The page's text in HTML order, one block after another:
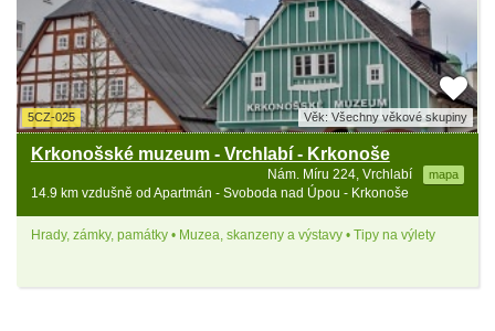
5CZ-025 Věk: Všechny věkové skupiny
Krkonošské muzeum - Vrchlabí - Krkonoše
Nám. Míru 224, Vrchlabí mapa
14.9 km vzdušně od Apartmán - Svoboda nad Úpou - Krkonoše
Hrady, zámky, památky • Muzea, skanzeny a výstavy • Tipy na výlety